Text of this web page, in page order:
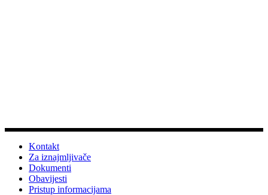
Kontakt
Za iznajmljivače
Dokumenti
Obavijesti
Pristup informacijama